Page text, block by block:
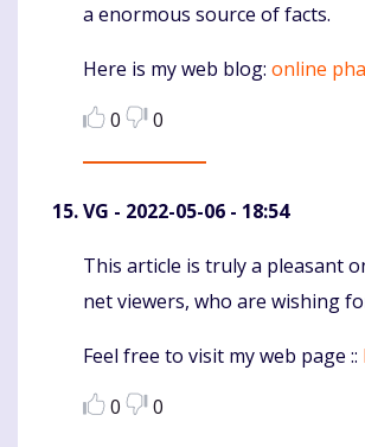
a enormous source of facts.
Here is my web blog: online
0
0
VG - 2022-05-06 - 18:54
Komentaras
This article is truly a pleasant
net viewers, who are wishing
Feel free to visit my web page ::
0
0